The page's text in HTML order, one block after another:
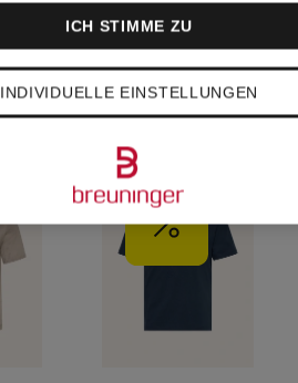
Slim Fit
INDIVIDUELLE EINSTELLUNGEN
ICH STIMME ZU